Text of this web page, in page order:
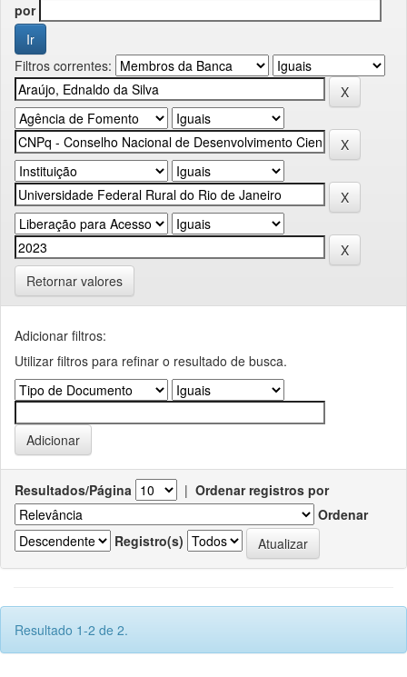
por
Filtros correntes:
Retornar valores
Adicionar filtros:
Utilizar filtros para refinar o resultado de busca.
Resultados/Página | Ordenar registros por
Ordenar
Registro(s)
Resultado 1-2 de 2.